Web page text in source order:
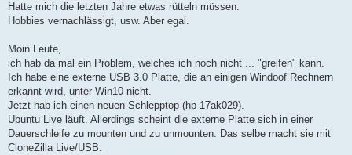
r
a
Hatte mich die letzten Jahre etwas rütteln müssen.
Hobbies vernachlässigt, usw. Aber egal.
Moin Leute,
ich hab da mal ein Problem, welches ich noch nicht ... "greifen" kann.
Ich habe eine externe USB 3.0 Platte, die an einigen Windoof Rechnern
erkannt wird, unter Win10 nicht.
Jetzt hab ich einen neuen Schlepptop (hp 17ak029).
Ubuntu Live läuft. Allerdings scheint die externe Platte sich in einer
Dauerschleife zu mounten und zu unmounten. Das selbe macht sie mit
CloneZilla Live/USB.